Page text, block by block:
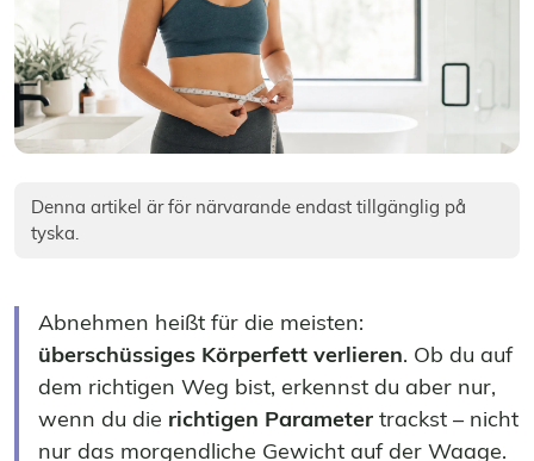
Denna artikel är för närvarande endast tillgänglig på
tyska.
Abnehmen heißt für die meisten:
überschüssiges Körperfett verlieren. Ob du auf
dem richtigen Weg bist, erkennst du aber nur,
wenn du die richtigen Parameter trackst – nicht
nur das morgendliche Gewicht auf der Waage.